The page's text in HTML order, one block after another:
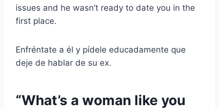
issues and he wasn’t ready to date you in the
first place.
Enfréntate a él y pídele educadamente que
deje de hablar de su ex.
“What’s a woman like you